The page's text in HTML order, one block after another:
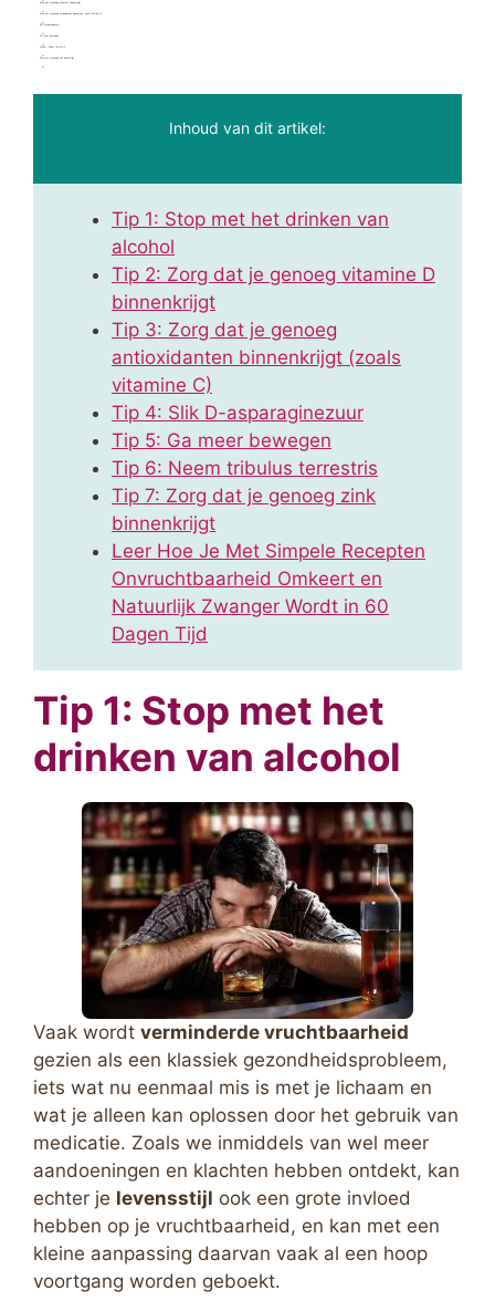
Inhoud van dit artikel:
Tip 1: Stop met het drinken van
alcohol
Tip 2: Zorg dat je genoeg vitamine D
binnenkrijgt
Tip 3: Zorg dat je genoeg
antioxidanten binnenkrijgt (zoals
vitamine C)
Tip 4: Slik D-asparaginezuur
Tip 5: Ga meer bewegen
Tip 6: Neem tribulus terrestris
Tip 7: Zorg dat je genoeg zink
binnenkrijgt
Leer Hoe Je Met Simpele Recepten
Onvruchtbaarheid Omkeert en
Natuurlijk Zwanger Wordt in 60
Dagen Tijd
Tip 1: Stop met het
drinken van alcohol
Vaak wordt verminderde vruchtbaarheid
gezien als een klassiek gezondheidsprobleem,
iets wat nu eenmaal mis is met je lichaam en
wat je alleen kan oplossen door het gebruik van
medicatie. Zoals we inmiddels van wel meer
aandoeningen en klachten hebben ontdekt, kan
echter je levensstijl ook een grote invloed
hebben op je vruchtbaarheid, en kan met een
kleine aanpassing daarvan vaak al een hoop
voortgang worden geboekt.